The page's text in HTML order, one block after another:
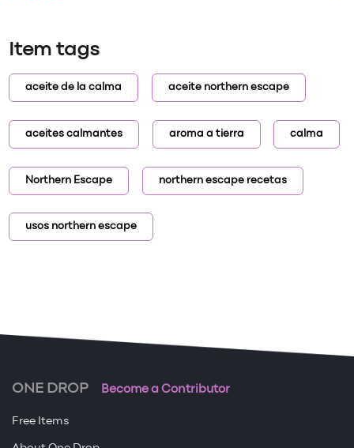
Item tags
aceite de la calma aceite northern escape
aceites calmantes aroma a tierra calma
Northern Escape northern escape recetas
usos northern escape
ONE DROP Become a Contributor
Free Items